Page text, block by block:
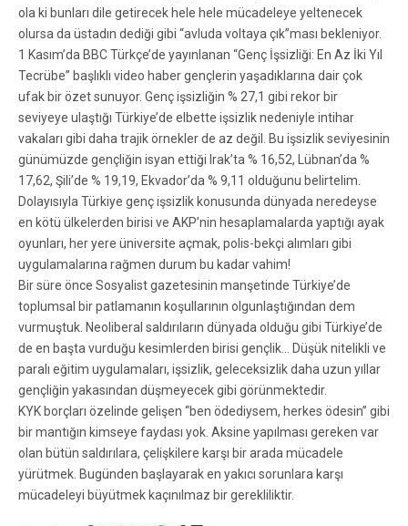
ola ki bunları dile getirecek hele hele mücadeleye yeltenecek
olursa da üstadın dediği gibi “avluda voltaya çık”ması bekleniyor.
1 Kasım’da BBC Türkçe’de yayınlanan “Genç İşsizliği: En Az İki Yıl
Tecrübe” başlıklı video haber gençlerin yaşadıklarına dair çok
ufak bir özet sunuyor. Genç işsizliğin % 27,1 gibi rekor bir
seviyeye ulaştığı Türkiye’de elbette işsizlik nedeniyle intihar
vakaları gibi daha trajik örnekler de az değil. Bu işsizlik seviyesinin
günümüzde gençliğin isyan ettiği Irak’ta % 16,52, Lübnan’da %
17,62, Şili’de % 19,19, Ekvador’da % 9,11 olduğunu belirtelim.
Dolayısıyla Türkiye genç işsizlik konusunda dünyada neredeyse
en kötü ülkelerden birisi ve AKP’nin hesaplamalarda yaptığı ayak
oyunları, her yere üniversite açmak, polis-bekçi alımları gibi
uygulamalarına rağmen durum bu kadar vahim!
Bir süre önce Sosyalist gazetesinin manşetinde Türkiye’de
toplumsal bir patlamanın koşullarının olgunlaştığından dem
vurmuştuk. Neoliberal saldırıların dünyada olduğu gibi Türkiye’de
de en başta vurduğu kesimlerden birisi gençlik… Düşük nitelikli ve
paralı eğitim uygulamaları, işsizlik, geleceksizlik daha uzun yıllar
gençliğin yakasından düşmeyecek gibi görünmektedir.
KYK borçları özelinde gelişen “ben ödediysem, herkes ödesin” gibi
bir mantığın kimseye faydası yok. Aksine yapılması gereken var
olan bütün saldırılara, çelişkilere karşı bir arada mücadele
yürütmek. Bugünden başlayarak en yakıcı sorunlara karşı
mücadeleyi büyütmek kaçınılmaz bir gerekliliktir.